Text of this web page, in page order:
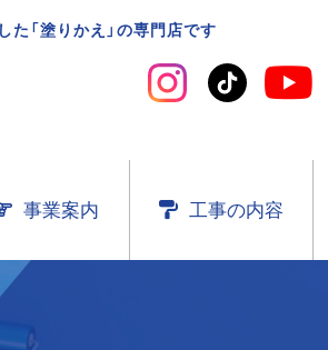
「塗りかえ」の専門店です
事業案内 工事の内容